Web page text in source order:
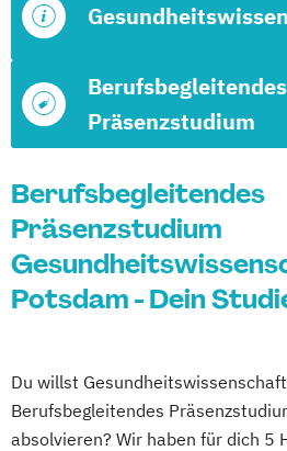
Berufsbegleitendes
Präsenzstudium
Berufsbegleitendes
Präsenzstudium
Potsdam - Dein
Du willst
Berufsbegleitendes
absolvieren? Wir haben für dich 5